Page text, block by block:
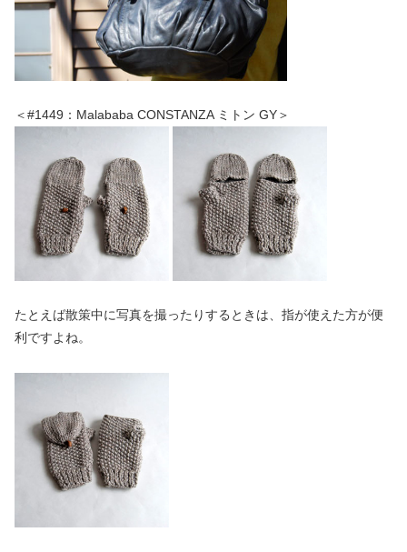
＜#1449：Malababa CONSTANZA ミトン GY＞
たとえば散策中に写真を撮ったりするときは、指が使えた方が便
利ですよね。